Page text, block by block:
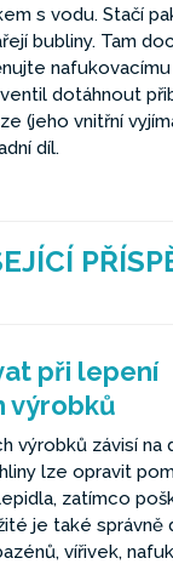
s vodu. Stačí
bubliny. Tam
dotáhnout
(jeho vnitřní
díl.
při lepení
výrobků
výrobků závisí na
lze opravit
zatímco
je také správně
vířivek,